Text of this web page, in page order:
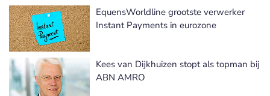
EquensWorldline grootste verwerker
Instant Payments in eurozone
Kees van Dijkhuizen stopt als topman bij
ABN AMRO